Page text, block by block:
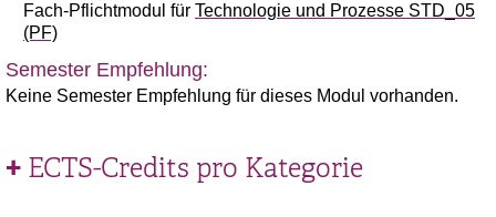
Fach-Pflichtmodul für Technologie und Prozesse STD_05
(PF)
Semester Empfehlung:
Keine Semester Empfehlung für dieses Modul vorhanden.
ECTS-Credits pro Kategorie